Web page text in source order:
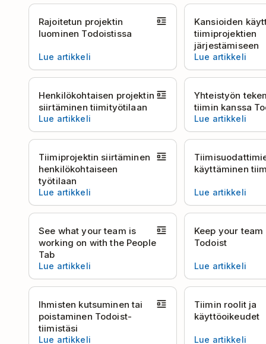
Rajoitetun projektin
luominen Todoistissa
Lue artikkeli
Kansioiden
tiimiprojektien
järjestämiseen
Lue artikkeli
Henkilökohtaisen projektin
siirtäminen tiimityötilaan
Lue artikkeli
Yhteistyön
tiimin kanssa
Lue artikkeli
Tiimiprojektin siirtäminen
henkilökohtaiseen
työtilaan
Lue artikkeli
käyttäminen
Lue artikkeli
See what your team is
working on with the People
Tab
Lue artikkeli
Keep your
Todoist
Lue artikkeli
Ihmisten kutsuminen tai
poistaminen Todoist-
tiimistäsi
Lue artikkeli
Tiimin roolit ja
käyttöoikeudet
Lue artikkeli